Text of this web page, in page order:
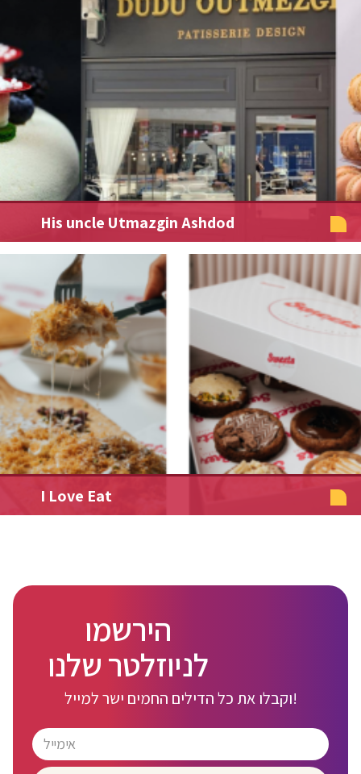
His uncle Utmazgin Ashdod
I Love Eat
הירשמו
לניוזלטר שלנו
וקבלו את כל הדילים החמים ישר למייל!